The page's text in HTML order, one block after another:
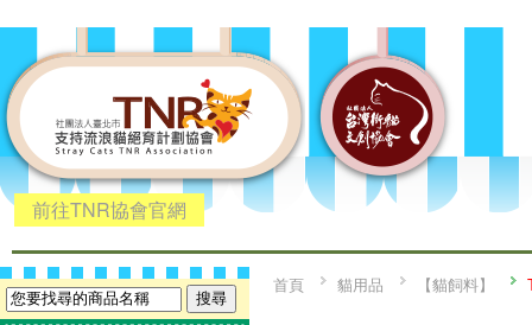
前往TNR協會官網
首頁 貓用品 【貓飼料】